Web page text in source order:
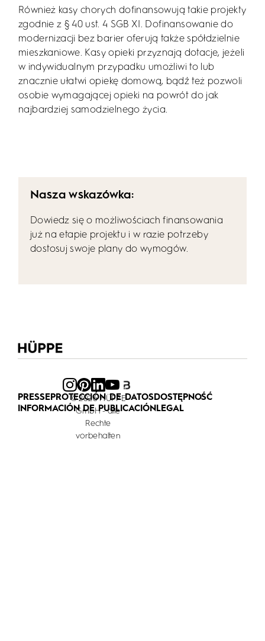
Również kasy chorych dofinansowują takie projekty
zgodnie z § 40 ust. 4 SGB XI. Dofinansowanie do
modernizacji bez barier oferują także spółdzielnie
mieszkaniowe. Kasy opieki przyznają dotacje, jeżeli
w indywidualnym przypadku umożliwi to lub
znacznie ułatwi opiekę domową, bądź też pozwoli
osobie wymagającej opieki na powrót do jak
najbardziej samodzielnego życia.
Nasza wskazówka:
Dowiedz się o możliwościach finansowania
już na etapie projektu i w razie potrzeby
dostosuj swoje plany do wymogów.
PRESSEPROTECCIÓN DE DATOSDOSTĘPNOŚĆ
INFORMACIÓN DE PUBLICACIÓNLEGAL
© 2026 HÜPPE
GmbH - alle
Rechte
vorbehalten